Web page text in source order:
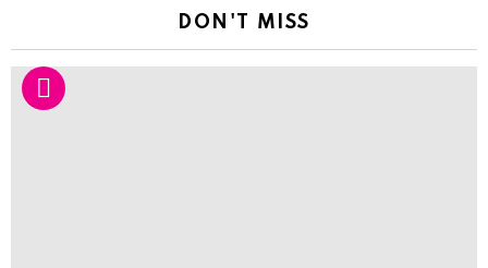
DON'T MISS